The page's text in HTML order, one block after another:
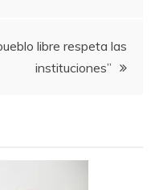
libre respeta las
instituciones”